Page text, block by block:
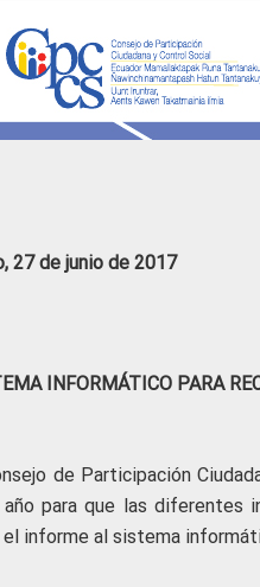
27 de junio de 2017
INFORMÁTICO PARA
de Participación
para que las diferentes
el informe al sistema